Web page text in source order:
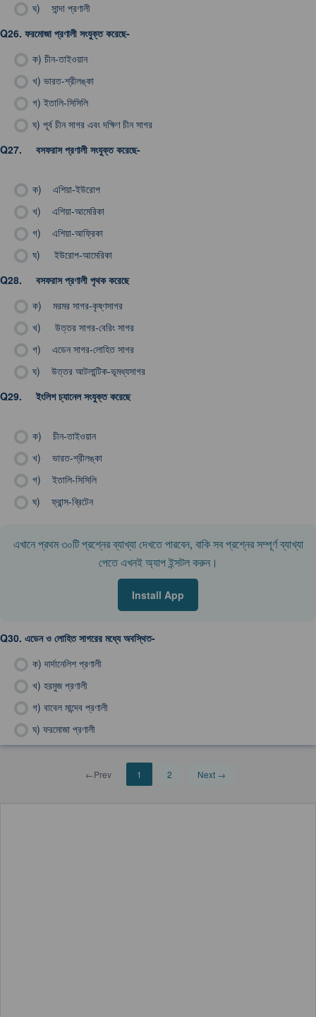
ঘ)
সান্দা প্রণালী
Q26. ফরমোজা প্রণালী সংযুক্ত করেছে-
ক) চীন-তাইওয়ান
খ) ভারত-শ্রীলঙ্কা
গ) ইতালি-সিসিলি
ঘ) পূর্ব চীন সাগর এবং দক্ষিণ চীন সাগর
Q27.
বসফরাস প্রণালী সংযুক্ত করেছে-
ক)
এশিয়া-ইউরোপ
খ)
এশিয়া-আমেরিকা
গ)
এশিয়া-আফ্রিকা
ঘ)
ইউরোপ-আমেরিকা
Q28.
বসফরাস প্রণালী পৃথক করেছে
ক)
মরমর সাগর-কৃষ্ণসাগর
খ)
উত্তর সাগর-বেরিং সাগর
গ)
এডেন সাগর-লোহিত সাগর
ঘ)
উত্তর আটলান্টিক-ভূমধ্যসাগর
Q29.
ইংলিশ চ্যানেল সংযুক্ত করেছে
ক)
চীন-তাইওয়ান
খ)
ভারত-শ্রীলঙ্কা
গ)
ইতালি-সিসিলি
ঘ)
ফ্রান্স-ব্রিটেন
এখানে প্রথম ৩০টি প্রশ্নের ব্যাখ্যা দেখতে পারবেন, বাকি সব প্রশ্নের সম্পূর্ণ ব্যাখ্যা
পেতে এখনই অ্যাপ ইন্সটল করুন।
Install App
Q30. এডেন ও লোহিত সাগরের মধ্যে অবস্থিত-
ক) দার্দানেলিশ প্রণালী
খ) হরমুজ প্রণালী
গ) বাবেল মান্দেব প্রণালী
ঘ) ফরমোজা প্রণালী
←Prev 1 2 Next →